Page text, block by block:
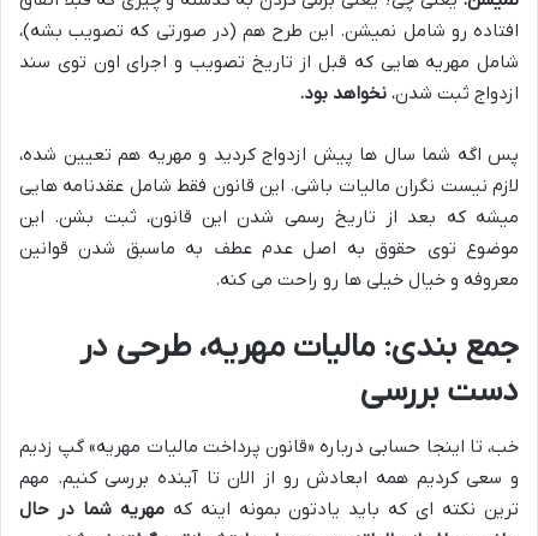
افتاده رو شامل نمیشن. این طرح هم (در صورتی که تصویب بشه)،
شامل مهریه هایی که قبل از تاریخ تصویب و اجرای اون توی سند
ازدواج ثبت شدن، نخواهد بود.
پس اگه شما سال ها پیش ازدواج کردید و مهریه هم تعیین شده،
لازم نیست نگران مالیات باشی. این قانون فقط شامل عقدنامه هایی
میشه که بعد از تاریخ رسمی شدن این قانون، ثبت بشن. این
موضوع توی حقوق به اصل عدم عطف به ماسبق شدن قوانین
معروفه و خیال خیلی ها رو راحت می کنه.
جمع بندی: مالیات مهریه، طرحی در
دست بررسی
خب، تا اینجا حسابی درباره «قانون پرداخت مالیات مهریه» گپ زدیم
و سعی کردیم همه ابعادش رو از الان تا آینده بررسی کنیم. مهم
ترین نکته ای که باید یادتون بمونه اینه کهمهریه شما در حال